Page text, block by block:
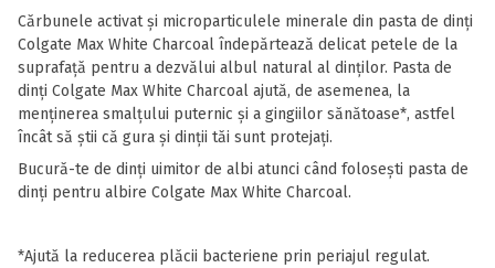
Cărbunele activat și microparticulele minerale din pasta de dinți
Colgate Max White Charcoal îndepărtează delicat petele de la
suprafață pentru a dezvălui albul natural al dinților. Pasta de
dinți Colgate Max White Charcoal ajută, de asemenea, la
menținerea smalțului puternic și a gingiilor sănătoase*, astfel
încât să știi că gura și dinții tăi sunt protejați.
Bucură-te de dinți uimitor de albi atunci când folosești pasta de
dinți pentru albire Colgate Max White Charcoal.
*Ajută la reducerea plăcii bacteriene prin periajul regulat.